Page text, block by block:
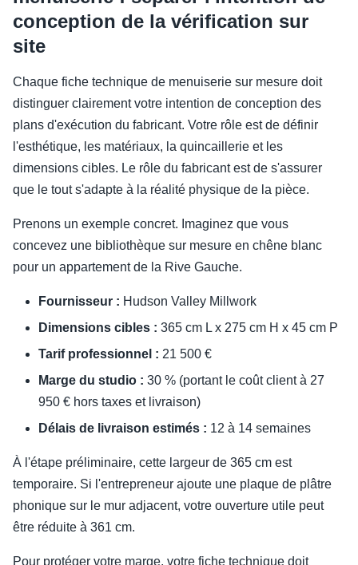
conception de la vérification sur
site
Chaque fiche technique de menuiserie sur mesure doit
distinguer clairement votre intention de conception des
plans d'exécution du fabricant. Votre rôle est de définir
l'esthétique, les matériaux, la quincaillerie et les
dimensions cibles. Le rôle du fabricant est de s'assurer
que le tout s'adapte à la réalité physique de la pièce.
Prenons un exemple concret. Imaginez que vous
concevez une bibliothèque sur mesure en chêne blanc
pour un appartement de la Rive Gauche.
Fournisseur : Hudson Valley Millwork
Dimensions cibles : 365 cm L x 275 cm H x 45 cm P
Tarif professionnel : 21 500 €
Marge du studio : 30 % (portant le coût client à 27
950 € hors taxes et livraison)
Délais de livraison estimés : 12 à 14 semaines
À l'étape préliminaire, cette largeur de 365 cm est
temporaire. Si l'entrepreneur ajoute une plaque de plâtre
phonique sur le mur adjacent, votre ouverture utile peut
être réduite à 361 cm.
Pour protéger votre marge, votre fiche technique doit